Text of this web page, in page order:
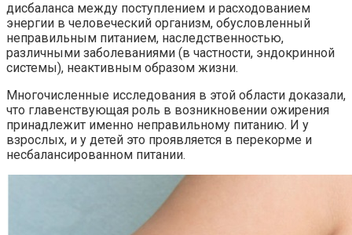
дисбаланса между поступлением и расходованием
энергии в человеческий организм, обусловленный
неправильным питанием, наследственностью,
различными заболеваниями (в частности, эндокринной
системы), неактивным образом жизни.
Многочисленные исследования в этой области доказали,
что главенствующая роль в возникновении ожирения
принадлежит именно неправильному питанию. И у
взрослых, и у детей это проявляется в перекорме и
несбалансированном питании.